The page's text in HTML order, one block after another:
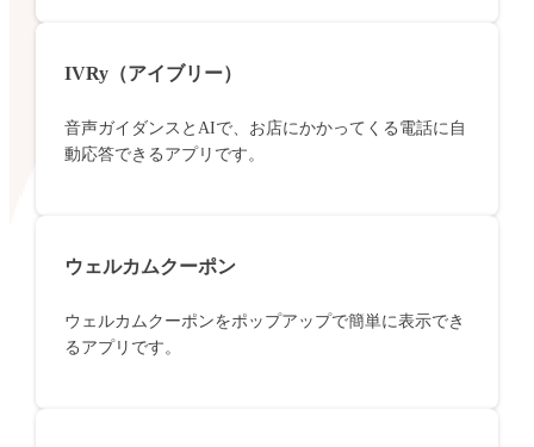
IVRy（アイブリー）
音声ガイダンスとAIで、お店にかかってくる電話に自
動応答できるアプリです。
ウェルカムクーポン
ウェルカムクーポンをポップアップで簡単に表示でき
るアプリです。